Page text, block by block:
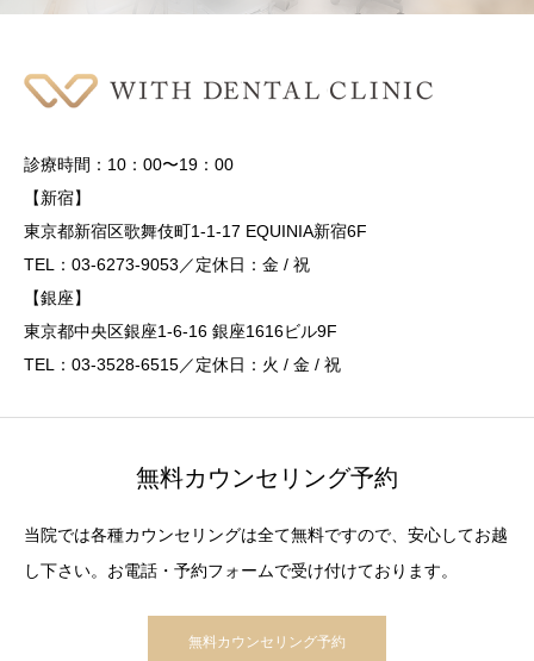
診療時間：10：00〜19：00
【新宿】
東京都新宿区歌舞伎町1-1-17 EQUINIA新宿6F
TEL：03-6273-9053／定休日：金 / 祝
【銀座】
東京都中央区銀座1-6-16 銀座1616ビル9F
TEL：03-3528-6515／定休日：火 / 金 / 祝
無料カウンセリング予約
当院では各種カウンセリングは全て無料ですので、安心してお越
し下さい。お電話・予約フォームで受け付けております。
無料カウンセリング予約